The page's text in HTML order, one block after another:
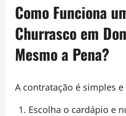
Como Funciona
Churrasco em
Mesmo a Pena?
A contratação é simples
Escolha o cardápio e